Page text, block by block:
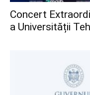
Concert
a Universității